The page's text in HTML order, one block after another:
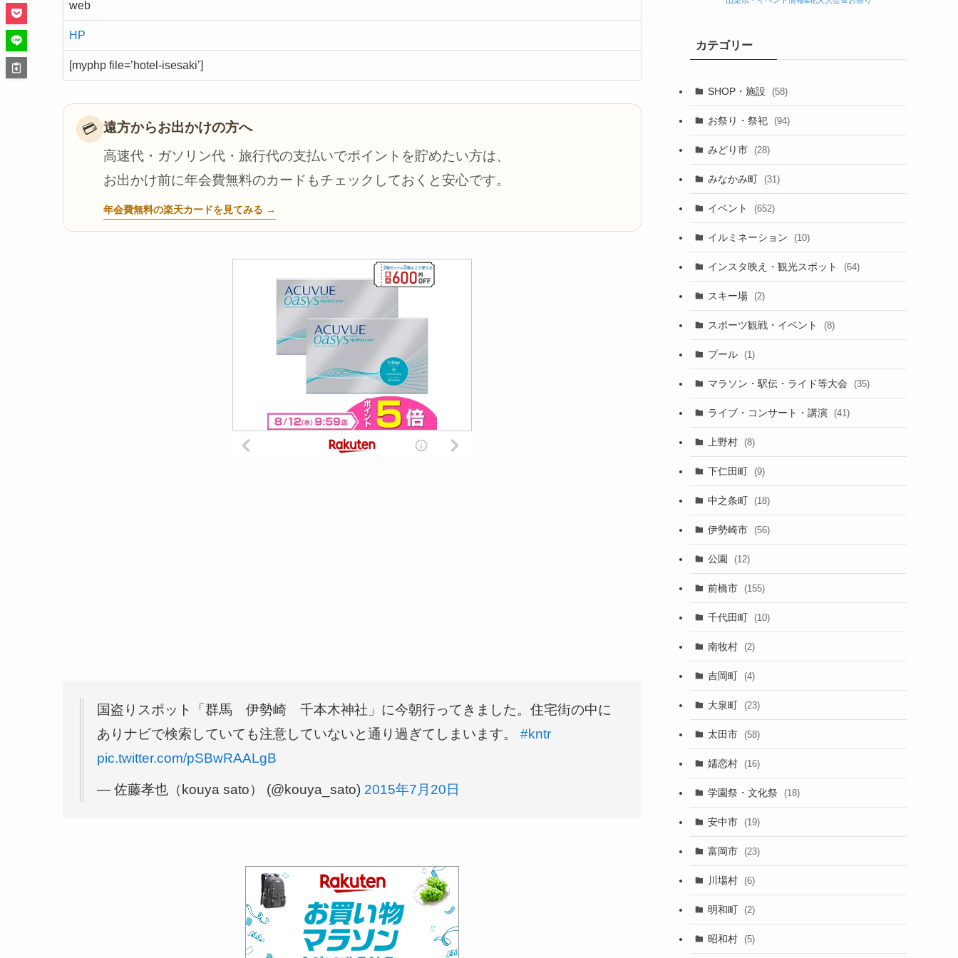
web
HP
[myphp file=’hotel-isesaki’]
💳 遠方からお出かけの方へ
高速代・ガソリン代・旅行代の支払いでポイントを貯めたい方は、
お出かけ前に年会費無料のカードもチェックしておくと安心です。
年会費無料の楽天カードを見てみる
国盗りスポット「群馬 伊勢崎 千本木神社」に今朝行ってきました。住宅街の中に
ありナビで検索していても注意していないと通り過ぎてしまいます。 #kntr
pic.twitter.com/pSBwRAALgB
— 佐藤孝也（kouya sato） (@kouya_sato) 2015年7月20日
カテゴリー
SHOP・施設 (58)
お祭り・祭祀 (94)
みどり市 (28)
みなかみ町 (31)
イベント (652)
イルミネーション (10)
インスタ映え・観光スポット (64)
スキー場 (2)
スポーツ観戦・イベント (8)
プール (1)
マラソン・駅伝・ライド等大会 (35)
ライブ・コンサート・講演 (41)
上野村 (8)
下仁田町 (9)
中之条町 (18)
伊勢崎市 (56)
公園 (12)
前橋市 (155)
千代田町 (10)
南牧村 (2)
吉岡町 (4)
大泉町 (23)
太田市 (58)
嬬恋村 (16)
学園祭・文化祭 (18)
安中市 (19)
富岡市 (23)
川場村 (6)
明和町 (2)
昭和村 (5)